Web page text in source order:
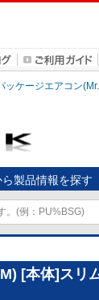
ッケージエアコン
製品情報を探す
[本体]スリ